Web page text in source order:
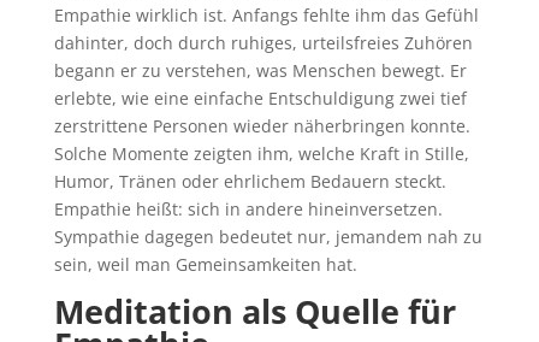
Empathie wirklich ist. Anfangs fehlte ihm das Gefühl
dahinter, doch durch ruhiges, urteilsfreies Zuhören
begann er zu verstehen, was Menschen bewegt. Er
erlebte, wie eine einfache Entschuldigung zwei tief
zerstrittene Personen wieder näherbringen konnte.
Solche Momente zeigten ihm, welche Kraft in Stille,
Humor, Tränen oder ehrlichem Bedauern steckt.
Empathie heißt: sich in andere hineinversetzen.
Sympathie dagegen bedeutet nur, jemandem nah zu
sein, weil man Gemeinsamkeiten hat.
Meditation als Quelle für